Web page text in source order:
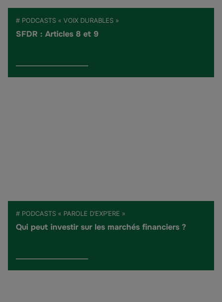
# PODCASTS « VOIX DURABLES »
SFDR : Articles 8 et 9
# PODCASTS « PAROLE D’EXP’ERE »
Qui peut investir sur les marchés financiers ?